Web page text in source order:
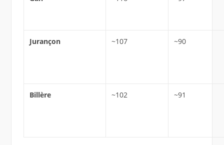
Jurançon ~107 ~90
Billère ~102 ~91